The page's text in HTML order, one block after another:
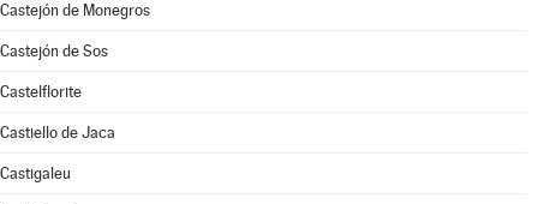
Castejón de Monegros
Castejón de Sos
Castelflorite
Castiello de Jaca
Castigaleu